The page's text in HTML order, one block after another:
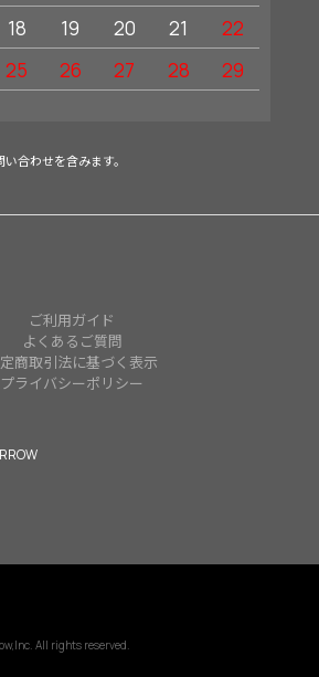
18 19 20 21
22
25 26 27 28
29
合わせを含みます。
ご利用ガイド
よくあるご質問
商取引法に基づく表示
プライバシーポリシー
All rights reserved.